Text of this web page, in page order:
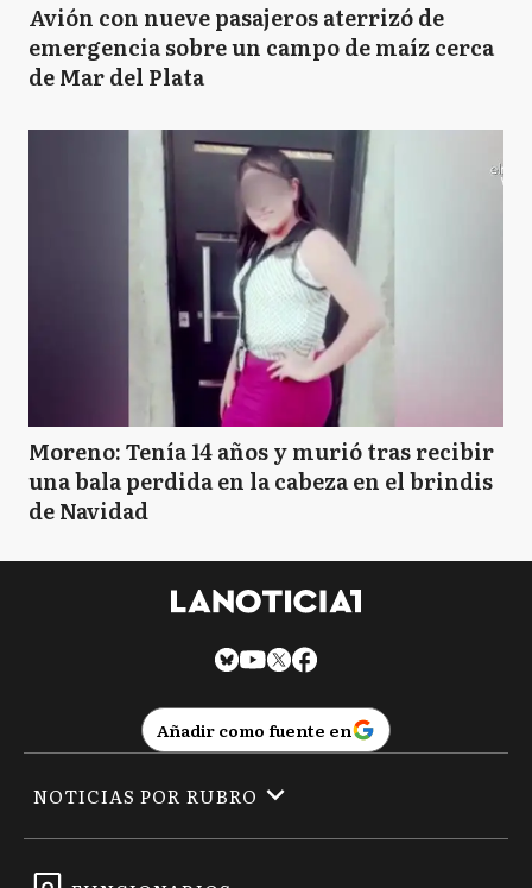
Avión con nueve pasajeros aterrizó de
emergencia sobre un campo de maíz cerca
de Mar del Plata
Moreno: Tenía 14 años y murió tras recibir
una bala perdida en la cabeza en el brindis
de Navidad
Añadir como fuente en
NOTICIAS POR RUBRO